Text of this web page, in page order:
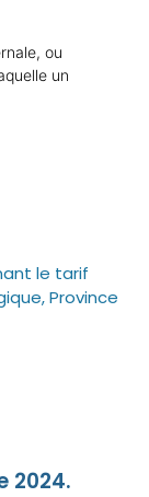
ou
un
2024.